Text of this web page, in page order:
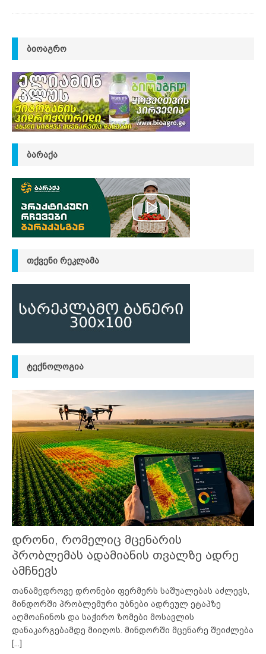
ᲑᲘᲝᲐᲒᲠᲝ
ᲑᲐᲠᲐᲥᲐ
ᲗᲥᲕᲔᲜᲘ ᲠᲔᲙᲚᲐᲛᲐ
ᲢᲔᲥᲜᲝᲚᲝᲒᲘᲐ
დრონი, რომელიც მცენარის
პრობლემას ადამიანის თვალზე ადრე
ამჩნევს
თანამედროვე დრონები ფერმერს საშუალებას აძლევს,
მინდორში პრობლემური უბნები ადრეულ ეტაპზე
აღმოაჩინოს და საჭირო ზომები მოსავლის
დანაკარგებამდე მიიღოს. მინდორში მცენარე შეიძლება
[...]